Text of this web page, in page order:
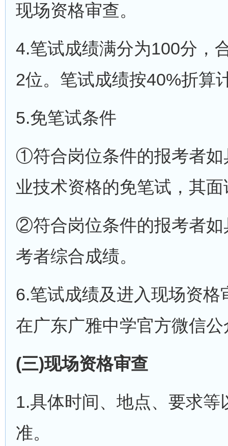
现场资格审查。
4.笔试成绩满分为100分，
2位。笔试成绩按40%折算
5.免笔试条件
①符合岗位条件的报考者如
业技术资格的免笔试，其
②符合岗位条件的报考者如
考者综合成绩。
6.笔试成绩及进入现场资
在广东广雅中学官方微信
(三)现场资格审查
1.具体时间、地点、要求
准。